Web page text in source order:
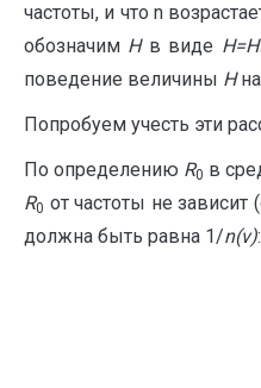
частоты, и что n
обозначим Hв виде H=H
поведение величины H
Попробуем учесть эти
По определению R0 в
R0 от частоты не
должна быть равна 1/n(ν):